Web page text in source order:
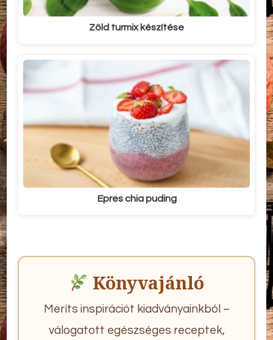
Zöld turmix készítése
Epres chia puding
Könyvajánló
Meríts inspirációt kiadványainkból –
válogatott egészséges receptek,